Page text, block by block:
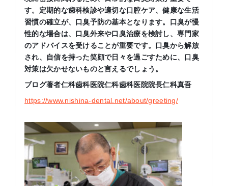
す。定期的な歯科検診や適切な口腔ケア、健康な生活
習慣の確立が、口臭予防の基本となります。口臭が慢
性的な場合は、口臭外来や口臭治療を検討し、専門家
のアドバイスを受けることが重要です。口臭から解放
され、自信を持った笑顔で日々を過ごすために、口臭
対策は欠かせないものと言えるでしょう。
ブログ著者仁科歯科医院仁科歯科医院院長仁科真吾
https://www.nishina-dental.net/about/greeting/